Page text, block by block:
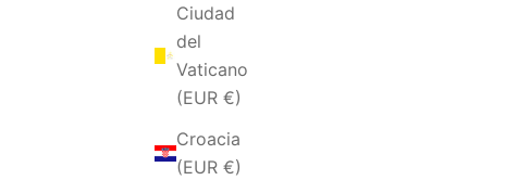
Ciudad
del
Vaticano
(EUR €)
Croacia
(EUR €)